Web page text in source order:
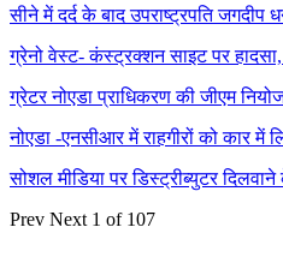
सीने में दर्द के बाद उपराष्ट्रपति जगदीप
ग्रेनो वेस्ट- कंस्ट्रक्शन साइट पर
ग्रेटर नोएडा प्राधिकरण की जीएम
नोएडा -एनसीआर में राहगीरों को कार
सोशल मीडिया पर डिस्ट्रीब्युटर
Prev Next 1 of 107